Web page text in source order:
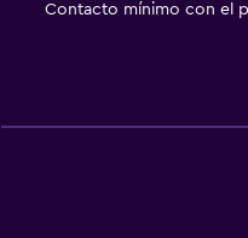
Contacto mínimo con el